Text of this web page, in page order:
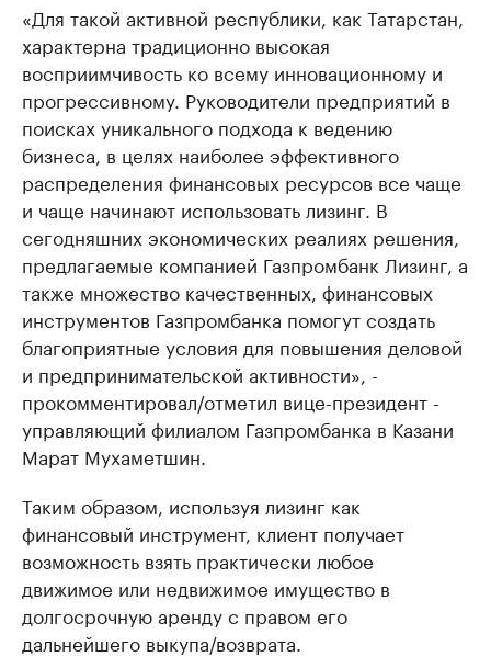
«Для такой активной республики, как Татарстан,
характерна традиционно высокая
восприимчивость ко всему инновационному и
прогрессивному. Руководители предприятий в
поисках уникального подхода к ведению
бизнеса, в целях наиболее эффективного
распределения финансовых ресурсов все чаще
и чаще начинают использовать лизинг. В
сегодняшних экономических реалиях решения,
предлагаемые компанией Газпромбанк Лизинг, а
также множество качественных, финансовых
инструментов Газпромбанка помогут создать
благоприятные условия для повышения деловой
и предпринимательской активности», -
прокомментировал/отметил вице-президент -
управляющий филиалом Газпромбанка в Казани
Марат Мухаметшин.
Таким образом, используя лизинг как
финансовый инструмент, клиент получает
возможность взять практически любое
движимое или недвижимое имущество в
долгосрочную аренду с правом его
дальнейшего выкупа/возврата.